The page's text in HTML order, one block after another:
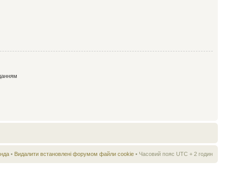
• Видалити встановлені форумом файли cookie • Часовий пояс UTC + 2 годин